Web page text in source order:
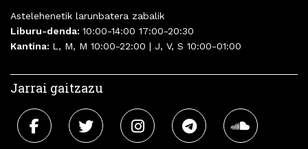
Astelehenetik larunbatera zabalik
Liburu-denda: 10:00-14:00 17:00-20:30
Kantina: L, M, M 10:00-22:00 | J, V, S 10:00-01:00
Jarrai gaitzazu